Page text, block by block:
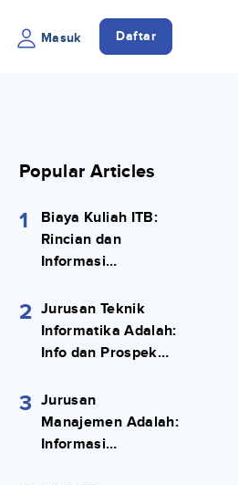
Masuk Daftar
Popular Articles
1
Biaya Kuliah ITB:
Rincian dan
Informasi
2 Jurusan Teknik
Informatika Adalah:
Info dan Prospek
3 Jurusan
Manajemen Adalah:
Informasi